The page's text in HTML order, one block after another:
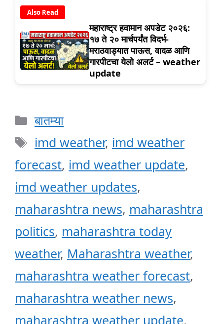
Also Read
महाराष्ट्र हवामान अपडेट २०२६:
१७ ते २० मार्चपर्यंत विदर्भ-
मराठवाड्यात पाऊस, वादळ आणि
गारपीटचा येलो अलर्ट – weather
update
Categories
बातम्या
Tags
imd weather, imd weather
forecast, imd weather update,
imd weather updates,
maharashtra news, maharashtra
politics, maharashtra today
weather, Maharashtra weather,
maharashtra weather forecast,
maharashtra weather news,
maharashtra weather update,